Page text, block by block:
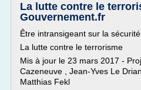
La lutte contre le
Gouvernement.fr
Être intransigeant sur la
La lutte contre le terrorisme
Mis à jour le 23 mars 2017 -
Cazeneuve , Jean-Yves Le
Matthias Fekl